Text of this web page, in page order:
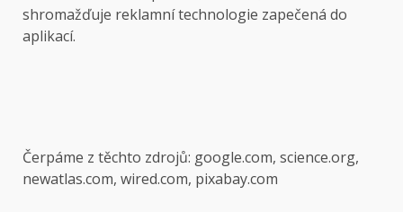
shromažďuje reklamní technologie zapečená do
aplikací.
Čerpáme z těchto zdrojů: google.com, science.org,
newatlas.com, wired.com, pixabay.com